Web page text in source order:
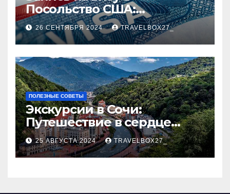
Посольство США:
Пошаговое руководство
26 СЕНТЯБРЯ 2024 TRAVELBOX27_
ПОЛЕЗНЫЕ СОВЕТЫ
Экскурсии в Сочи:
Путешествие в сердце
Черноморского курорта
25 АВГУСТА 2024 TRAVELBOX27_